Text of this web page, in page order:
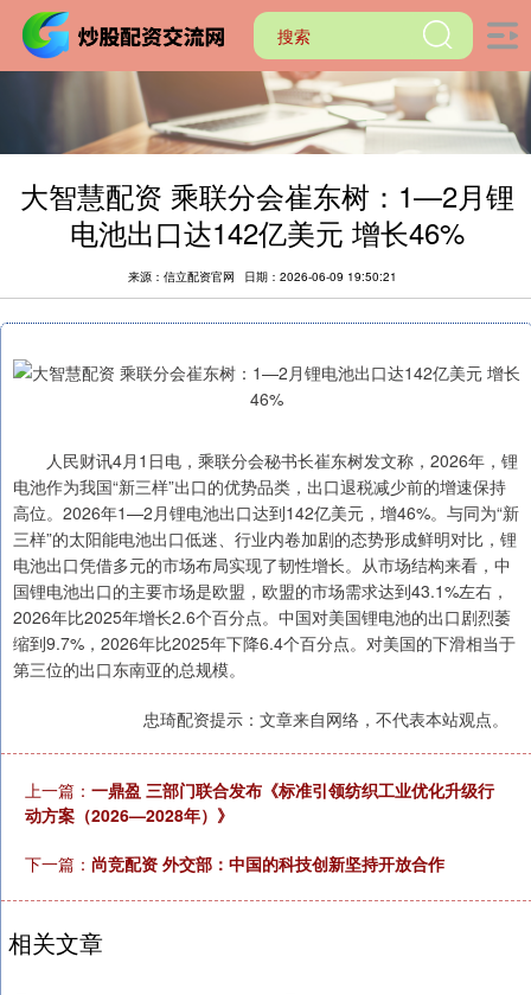
大智慧配资 乘联分会崔东树：1—2月锂
电池出口达142亿美元 增长46%
来源：信立配资官网 日期：2026-06-09 19:50:21
人民财讯4月1日电，乘联分会秘书长崔东树发文称，2026年，锂
电池作为我国“新三样”出口的优势品类，出口退税减少前的增速保持
高位。2026年1—2月锂电池出口达到142亿美元，增46%。与同为“新
三样”的太阳能电池出口低迷、行业内卷加剧的态势形成鲜明对比，锂
电池出口凭借多元的市场布局实现了韧性增长。从市场结构来看，中
国锂电池出口的主要市场是欧盟，欧盟的市场需求达到43.1%左右，
2026年比2025年增长2.6个百分点。中国对美国锂电池的出口剧烈萎
缩到9.7%，2026年比2025年下降6.4个百分点。对美国的下滑相当于
第三位的出口东南亚的总规模。
忠琦配资提示：文章来自网络，不代表本站观点。
上一篇： 一鼎盈 三部门联合发布《标准引领纺织工业优化升级行
动方案（2026—2028年）》
下一篇： 尚竞配资 外交部：中国的科技创新坚持开放合作
相关文章